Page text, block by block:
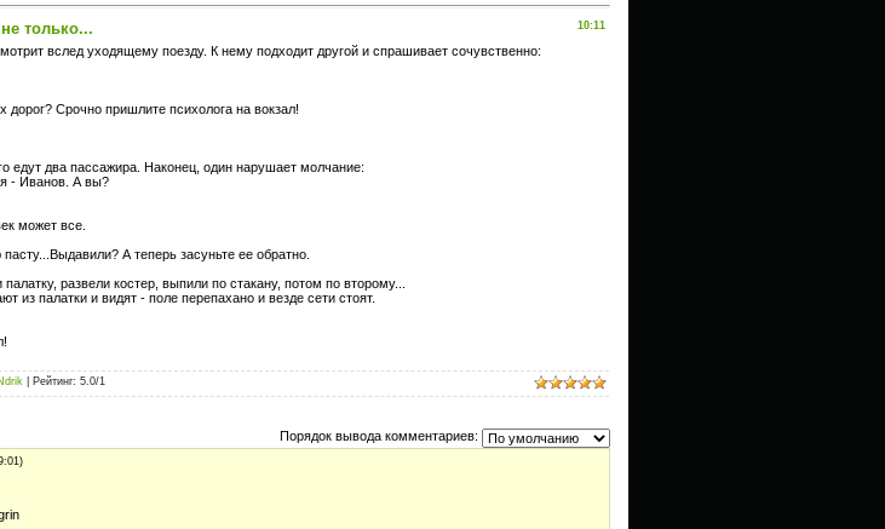
10:11
только...
вслед уходящему поезду. К нему подходит другой и спрашивает сочувственно:
дорог? Срочно пришлите психолога на вокзал!
едут два пассажира. Наконец, один нарушает молчание:
я - Иванов. А вы?
может все.
А теперь засуньте ее обратно.
развели костер, выпили по стакану, потом по второму...
из палатки и видят - поле перепахано и везде сети стоят.
Рейтинг: 5.0/1
Порядок вывода комментариев: